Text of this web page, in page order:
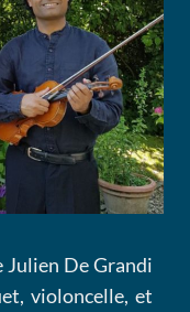
Julien De Grandi
violoncelle, et